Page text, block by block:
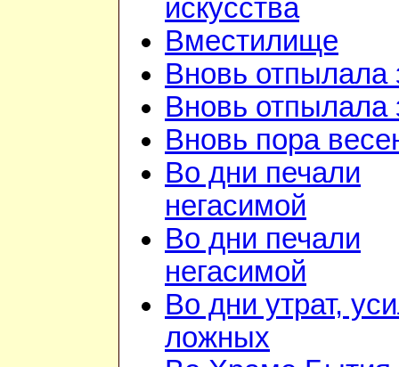
искусства
Вместилище
Вновь отпылала
Вновь отпылала
Вновь пора
Во дни печали
негасимой
Во дни печали
негасимой
Во дни утрат,
ложных